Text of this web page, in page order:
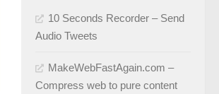
10 Seconds Recorder – Send
Audio Tweets
MakeWebFastAgain.com –
Compress web to pure content